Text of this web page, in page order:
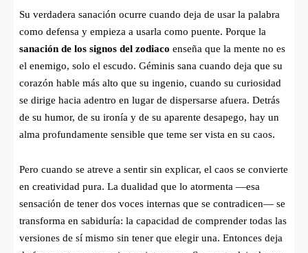
Su verdadera sanación ocurre cuando deja de usar la palabra
como defensa y empieza a usarla como puente. Porque la
sanación de los signos del zodiaco enseña que la mente no es
el enemigo, solo el escudo. Géminis sana cuando deja que su
corazón hable más alto que su ingenio, cuando su curiosidad
se dirige hacia adentro en lugar de dispersarse afuera. Detrás
de su humor, de su ironía y de su aparente desapego, hay un
alma profundamente sensible que teme ser vista en su caos.
Pero cuando se atreve a sentir sin explicar, el caos se convierte
en creatividad pura. La dualidad que lo atormenta —esa
sensación de tener dos voces internas que se contradicen— se
transforma en sabiduría: la capacidad de comprender todas las
versiones de sí mismo sin tener que elegir una. Entonces deja